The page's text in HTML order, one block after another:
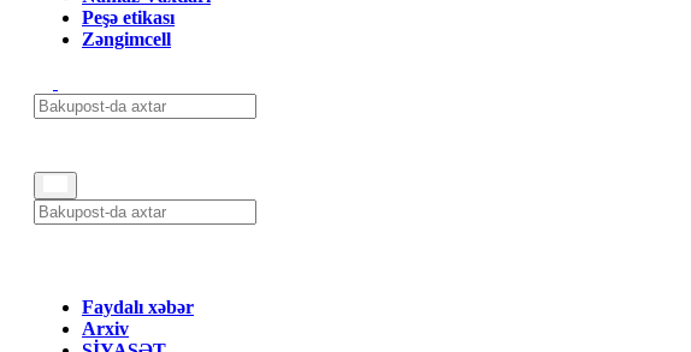
Peşə etikası
Zəngimcell
Faydalı xəbər
Arxiv